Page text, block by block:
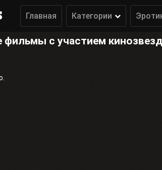
Главная Категории
фильмы с участием